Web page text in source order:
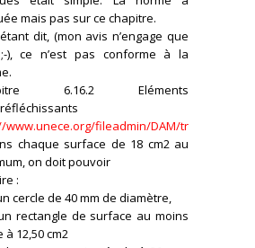
mais pas sur ce chapitre.
dit, (mon avis n’engage que
), ce n’est pas conforme à la
6.16.2 Eléments
www.unece.org/fileadmin/DAM/trans/main/
chaque surface de 18 cm2 au
on doit pouvoir
:
cercle de 40 mm de diamètre,
rectangle de surface au moins
à 12,50 cm2